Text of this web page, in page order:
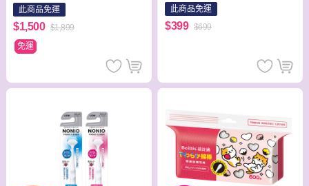
濕噴霧50mlx1瓶
此商品免運
$1,500 $1,899
免運
此商品免運
$399 $699